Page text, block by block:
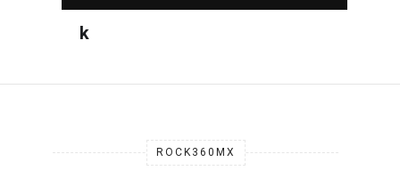
ROCK360MX